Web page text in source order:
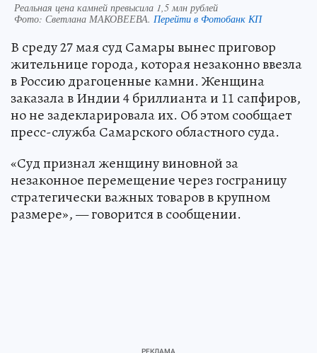
Реальная цена камней превысила 1,5 млн рублей
Фото: Светлана МАКОВЕЕВА. Перейти в Фотобанк КП
В среду 27 мая суд Самары вынес приговор
жительнице города, которая незаконно ввезла
в Россию драгоценные камни. Женщина
заказала в Индии 4 бриллианта и 11 сапфиров,
но не задекларировала их. Об этом сообщает
пресс-служба Самарского областного суда.
«Суд признал женщину виновной за
незаконное перемещение через госграницу
стратегически важных товаров в крупном
размере», — говорится в сообщении.